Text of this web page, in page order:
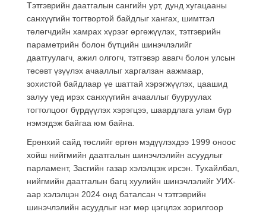
Тэтгэврийн даатгалын сангийн урт, дунд хугацааны
санхүүгийн тогтвортой байдлыг хангах, шимтгэл
төлөгчдийн хамрах хүрээг өргөжүүлэх, тэтгэврийн
параметрийн болон бүтцийн шинэчлэлийг
даатгуулагч, ажил олгогч, тэтгэвэр авагч болон улсын
төсөвт үзүүлэх ачааллыг харгалзан аажмаар,
зохистой байдлаар үе шаттай хэрэгжүүлэх, цаашид
залуу үед ирэх санхүүгийн ачааллыг бууруулах
тогтолцоог бүрдүүлэх хэрэгцээ, шаардлага улам бүр
нэмэгдэж байгаа юм байна.
Ерөнхий сайд төслийг өргөн мэдүүлэхдээ 1999 оноос
хойш нийгмийн даатгалын шинэчлэлийн асуудлыг
парламент, Засгийн газар хэлэлцэж ирсэн. Тухайлбал,
нийгмийн даатгалын багц хуулийн шинэчлэлийг УИХ-
аар хэлэлцэн 2024 онд баталсан ч тэтгэврийн
шинэчлэлийн асуудлыг нэг мөр цэгцлэх зорилгоор